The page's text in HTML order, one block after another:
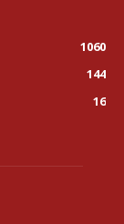
1060
144
16